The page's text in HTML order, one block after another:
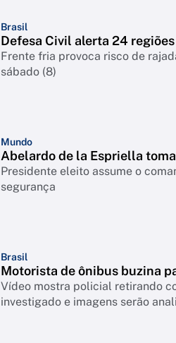
Brasil
Defesa Civil alerta 24
Frente fria provoca risco de
sábado (8)
Mundo
Abelardo de la Espriella
Presidente eleito assume o
segurança
Brasil
Motorista de ônibus buzina
Vídeo mostra policial retirando
investigado e imagens serão